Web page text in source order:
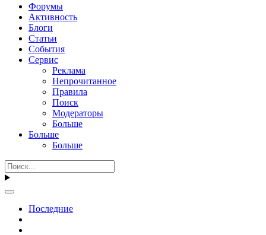
Форумы
Активность
Блоги
Статьи
События
Сервис
Реклама
Непрочитанное
Правила
Поиск
Модераторы
Больше
Больше
Больше
Последние